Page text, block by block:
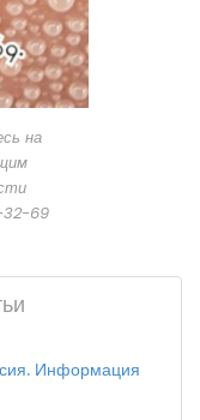
на
69
Информация